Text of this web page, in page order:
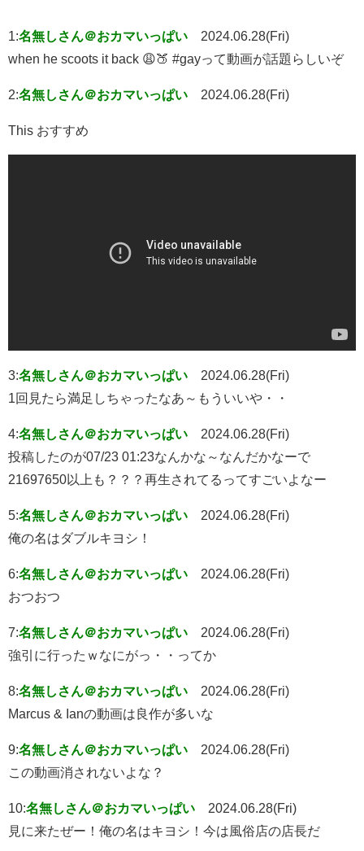
1:名無しさん＠おカマいっぱい
2024.06.28(Fri)
when he scoots it back 😩🍑 #gayって動画が話題らしいぞ
2:名無しさん＠おカマいっぱい 2024.06.28(Fri)
This おすすめ
3:名無しさん＠おカマいっぱい
2024.06.28(Fri)
1回見たら満足しちゃったなあ～もういいや・・
4:名無しさん＠おカマいっぱい
2024.06.28(Fri)
投稿したのが07/23 01:23なんかな～なんだかなーで
21697650以上も？？？再生されてるってすごいよなー
5:名無しさん＠おカマいっぱい
2024.06.28(Fri)
俺の名はダブルキヨシ！
6:名無しさん＠おカマいっぱい
2024.06.28(Fri)
おつおつ
7:名無しさん＠おカマいっぱい
2024.06.28(Fri)
強引に行ったｗなにがっ・・ってか
8:名無しさん＠おカマいっぱい
2024.06.28(Fri)
Marcus & Ianの動画は良作が多いな
9:名無しさん＠おカマいっぱい
2024.06.28(Fri)
この動画消されないよな？
10:名無しさん＠おカマいっぱい
2024.06.28(Fri)
見に来たぜー！俺の名はキヨシ！今は風俗店の店長だ